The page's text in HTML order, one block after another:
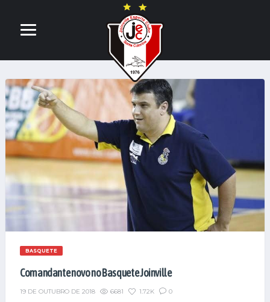
BASQUETE
Comandante novo no Basquete Joinville
19 DE OUTUBRO DE 2018 6681 1.72K 0